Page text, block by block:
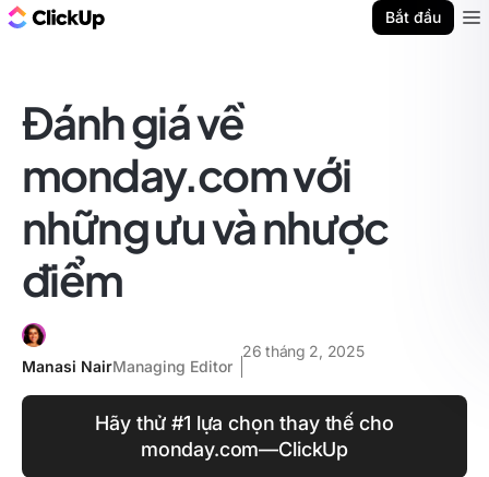
Bắt đầu
Đánh giá về
monday.com với
những ưu và nhược
điểm
Manasi NairManaging Editor
26 tháng 2, 2025
Hãy thử #1 lựa chọn thay thế cho
monday.com—ClickUp